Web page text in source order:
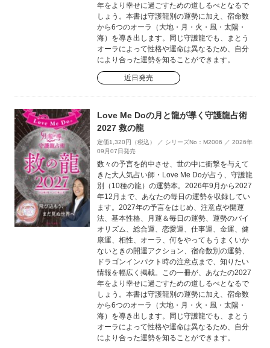
年をより幸せに過ごすための道しるべとなるで
しょう。本書は守護龍別の運勢に加え、宿命数
から6つのオーラ（大地・月・火・風・太陽・
海）を導き出します。同じ守護龍でも、まとう
オーラによって性格や運命は異なるため、自分
により合った運勢を知ることができます。
近日発売
Love Me Doの月と龍が導く守護龍占術
2027 救の龍
定価1,320円（税込） ／ シリーズNo：M2006 ／ 2026年
09月07日発売
数々の予言を的中させ、世の中に衝撃を与えて
きた大人気占い師・Love Me Doが占う、守護龍
別（10種の龍）の運勢本。2026年9月から2027
年12月まで、あなたの毎日の運勢を収録してい
ます。2027年の予言をはじめ、注意点や開運
法、基本性格、月運＆毎日の運勢、運勢のバイ
オリズム、総合運、恋愛運、仕事運、金運、健
康運、相性、オーラ、何をやってもうまくいか
ないときの開運アクション、宿命数別の運勢、
ドラゴンインパクト時の注意点まで、知りたい
情報を幅広く掲載。この一冊が、あなたの2027
年をより幸せに過ごすための道しるべとなるで
しょう。本書は守護龍別の運勢に加え、宿命数
から6つのオーラ（大地・月・火・風・太陽・
海）を導き出します。同じ守護龍でも、まとう
オーラによって性格や運命は異なるため、自分
により合った運勢を知ることができます。